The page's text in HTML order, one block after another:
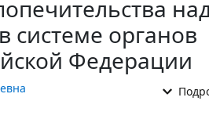
органов
Федерации